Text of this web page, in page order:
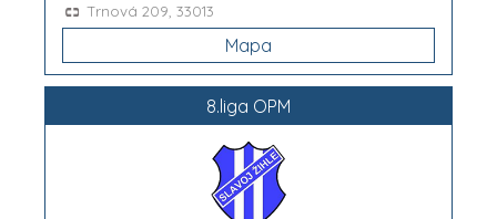
Trnová 209, 33013
Mapa
8.liga OPM